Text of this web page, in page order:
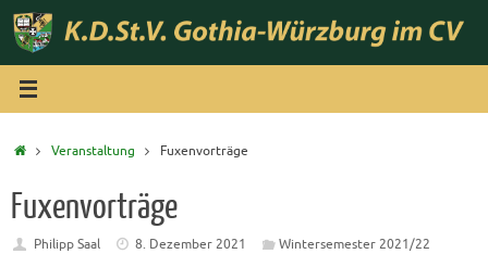
Zum
Inhalt
springen
StartVeranstaltung Fuxenvorträge
Fuxenvorträge
Philipp Saal 8. Dezember 2021 Wintersemester 2021/22